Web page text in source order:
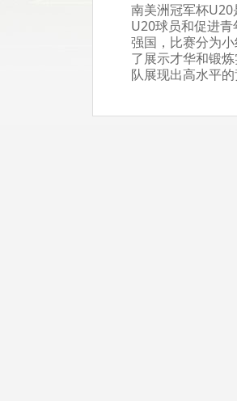
南美洲冠军杯
U20球员和促进
强国，比赛分为
了展示才华和锻
队展现出高水平